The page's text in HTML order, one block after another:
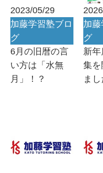
2023/05/29
加藤学習塾ブロ
グ
6月の旧暦の言
い方は「水無
月」！？
加藤
グ
新
集を
まし